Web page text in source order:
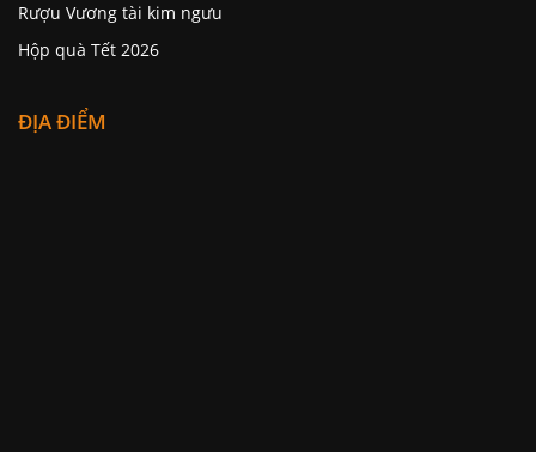
Rượu Vương tài kim ngưu
Hộp quà Tết 2026
ĐỊA ĐIỂM